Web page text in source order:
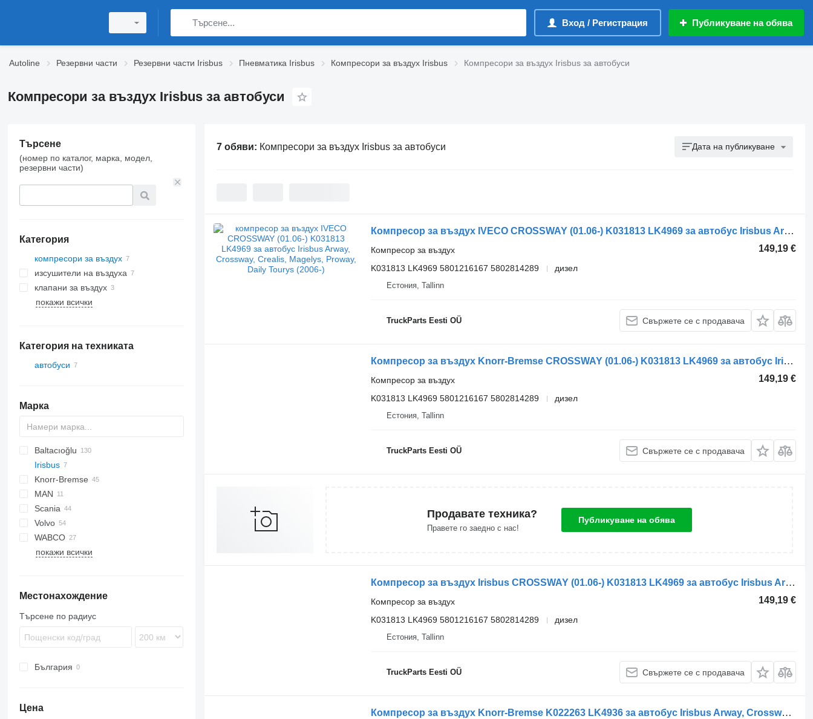
Вход / Регистрация Публикуване на обява
Autoline Резервни части Резервни части Irisbus Пневматика Irisbus Компресори за въздух Irisbus Компресори за въздух Irisbus за автобуси
Компресори за въздух Irisbus за автобуси
Търсене
(номер по каталог, марка, модел,
резервни части)
Категория
компресори за въздух
изсушители на въздуха
клапани за въздух
покажи всички
Категория на техниката
автобуси
Марка
Baltacıoğlu
SB
Crossway
Eurorider
Irisbus
Axer
Citelis
Crossway
Daily
Domino
Evadys
Proway
Knorr-Bremse
MAN
A-series
Lion's series
Axor
Citaro
Conecto
Econic
Tourino
Zetros
Scania
T-series
Volvo
7700
9900
WABCO
покажи всички
Местонахождение
Търсене по радиус
България
Цена
7 обяви: Компресори за въздух Irisbus за автобуси Дата на публикуване
Компресор за въздух IVECO CROSSWAY (01.06-) K031813 LK4969 за автобус Irisbus Arway, Crossway, Crealis, Magelys, Proway, Daily Tourys (2006-)
149,19 €
Компресор за въздух
K031813 LK4969 5801216167 5802814289
дизел
Естония, Tallinn
TruckParts Eesti OÜ Свържете се с продавача
Компресор за въздух Knorr-Bremse CROSSWAY (01.06-) K031813 LK4969 за автобус Irisbus Arway, Crossway, Crealis, Magelys, Proway, Daily Tourys (2006-)
149,19 €
Компресор за въздух
K031813 LK4969 5801216167 5802814289
дизел
Естония, Tallinn
TruckParts Eesti OÜ Свържете се с продавача
Продавате техника?
Правете го заедно с нас!
Публикуване на обява
Компресор за въздух Irisbus CROSSWAY (01.06-) K031813 LK4969 за автобус Irisbus Arway, Crossway, Crealis, Magelys, Proway, Daily Tourys (2006-)
149,19 €
Компресор за въздух
K031813 LK4969 5801216167 5802814289
дизел
Естония, Tallinn
TruckParts Eesti OÜ Свържете се с продавача
Компресор за въздух Knorr-Bremse K022263 LK4936 за автобус Irisbus Arway, Crossway, Crealis, Magelys, Proway, Daily Tourys (2006-)